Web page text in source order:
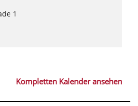
1
Kompletten Kalender ansehen